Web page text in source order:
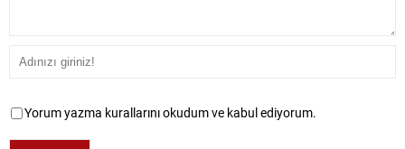
Yorum yazma kurallarını okudum ve kabul ediyorum.